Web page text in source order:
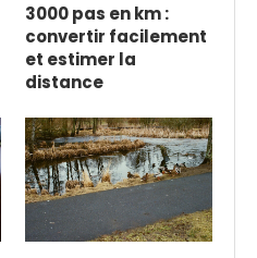
3000 pas en km :
convertir facilement
et estimer la
distance